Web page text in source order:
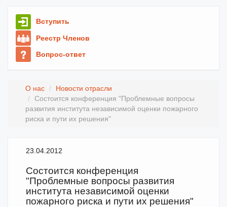
Вступить
Реестр Членов
Вопрос-ответ
О нас
Новости отрасли
Состоится конференция "Проблемные вопросы
развития института независимой оценки пожарного
риска и пути их решения"
23.04.2012
Состоится конференция
"Проблемные вопросы развития
института независимой оценки
пожарного риска и пути их решения"